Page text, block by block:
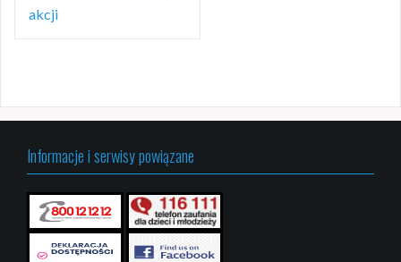
akcji
Informacje i serwisy powiązane